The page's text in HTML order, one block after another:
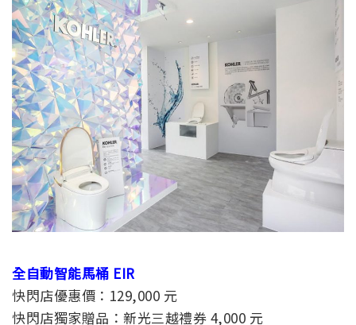
全自動智能馬桶 EIR
快閃店優惠價：129,000 元
快閃店獨家贈品：新光三越禮券 4,000 元